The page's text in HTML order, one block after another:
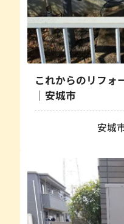
これからのリフォ
｜安城市
安城